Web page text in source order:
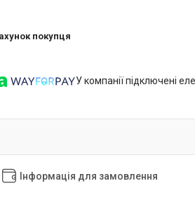
покупця
У компанії підключені
Інформація для замовлення